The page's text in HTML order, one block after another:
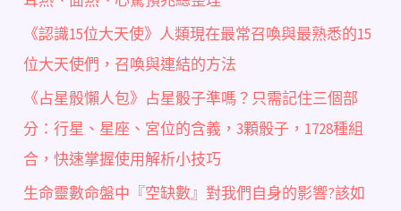
《認識15位大天使》人類現在最常召喚與最熟悉的15
位大天使們，召喚與連結的方法
《占星骰懶人包》占星骰子準嗎？只需記住三個部
分：行星、星座、宮位的含義，3顆骰子，1728種組
合，快速掌握使用解析小技巧
生命靈數命盤中『空缺數』對我們自身的影響?該如